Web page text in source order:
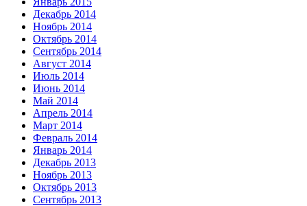
Декабрь 2014
Ноябрь 2014
Октябрь 2014
Сентябрь 2014
Август 2014
Июль 2014
Июнь 2014
Май 2014
Апрель 2014
Март 2014
Февраль 2014
Январь 2014
Декабрь 2013
Ноябрь 2013
Октябрь 2013
Сентябрь 2013